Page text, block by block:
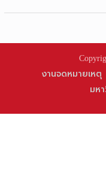
งานจดหมายเหตุ
มห